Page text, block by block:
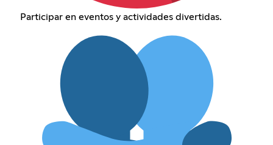
Participar en eventos y actividades divertidas.